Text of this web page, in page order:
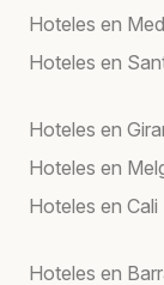
Hoteles en
Hoteles en
Hoteles en
Hoteles en
Hoteles en Cali
Hoteles en